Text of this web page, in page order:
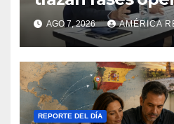
reconstruir a
AGO 7, 2026 AMÉRICA
REPORTE DEL DÍA